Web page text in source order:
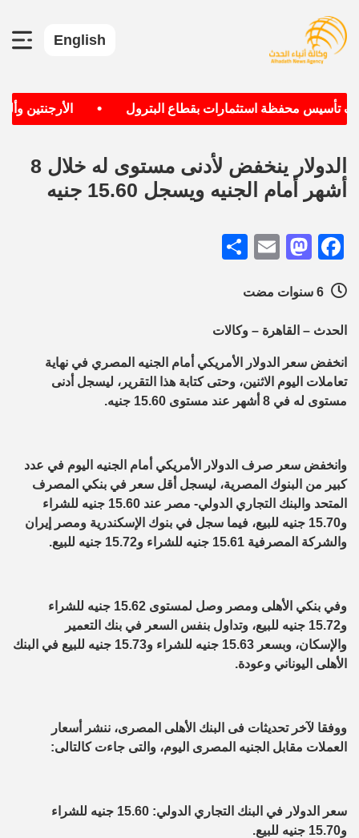
English
تأسيس محفظة استثمارات بقطاع البترول الأرجنتين
الدولار ينخفض لأدنى مستوى له خلال 8
أشهر أمام الجنيه ويسجل 15.60 جنيه
Facebook
Mastodon
Email
الحدث – القاهرة – وكالات
انخفض سعر الدولار الأمريكي أمام الجنيه المصري في نهاية
تعاملات اليوم الاثنين، وحتى كتابة هذا التقرير، ليسجل أدنى
مستوى له في 8 أشهر عند مستوى 15.60 جنيه.
وانخفض سعر صرف الدولار الأمريكي أمام الجنيه اليوم في عدد
كبير من البنوك المصرية، ليسجل أقل سعر في بنكي المصرف
المتحد والبنك التجاري الدولي- مصر عند 15.60 جنيه للشراء
و15.70 جنيه للبيع، فيما سجل في بنوك الإسكندرية ومصر إيران
والشركة المصرفية 15.61 جنيه للشراء و15.72 جنيه للبيع.
وفي بنكي الأهلى ومصر وصل لمستوى 15.62 جنيه للشراء
و15.72 جنيه للبيع، وتداول بنفس السعر في بنك التعمير
والإسكان، وبسعر 15.63 جنيه للشراء و15.73 جنيه للبيع في البنك
الأهلى اليوناني وعودة.
ووفقا لآخر تحديثات فى البنك الأهلى المصرى، ننشر أسعار
العملات مقابل الجنيه المصرى اليوم، والتى جاءت كالتالى:
سعر الدولار في البنك التجاري الدولي: 15.60 جنيه للشراء
و15.70 جنيه للبيع.